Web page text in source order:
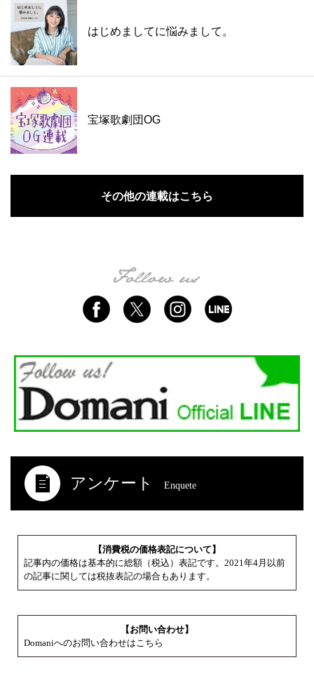
はじめましてに悩みまして。
宝塚歌劇団OG
その他の連載はこちら
アンケート Enquete
【消費税の価格表記について】
記事内の価格は基本的に総額（税込）表記です。2021年4月以前
の記事に関しては税抜表記の場合もあります。
【お問い合わせ】
Domaniへのお問い合わせはこちら